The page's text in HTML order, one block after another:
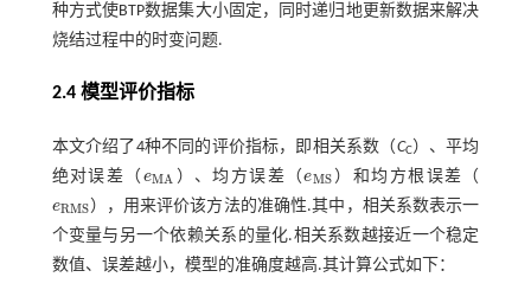
种方式使BTP数据集大小固定，同时递归地更新数据来解决
烧结过程中的时变问题.
2.4 模型评价指标
本文介绍了4种不同的评价指标，即相关系数（ CC）、平均
绝对误差（ eMA
eMA ）、均方误差（eMS
eMS ）和均方根误差（
eRMS
eRMS ），用来评价该方法的准确性.其中，相关系数表示一
个变量与另一个依赖关系的量化.相关系数越接近一个稳定
数值、误差越小，模型的准确度越高.其计算公式如下：